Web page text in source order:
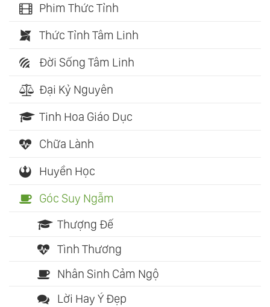
Phim Thức Tỉnh
Thức Tỉnh Tâm Linh
Đời Sống Tâm Linh
Đại Kỷ Nguyên
Tinh Hoa Giáo Dục
Chữa Lành
Huyền Học
Góc Suy Ngẫm
Thượng Đế
Tình Thương
Nhân Sinh Cảm Ngộ
Lời Hay Ý Đẹp